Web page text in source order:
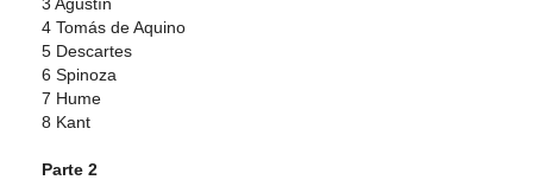
4 Tomás de Aquino
5 Descartes
6 Spinoza
7 Hume
8 Kant
Parte 2